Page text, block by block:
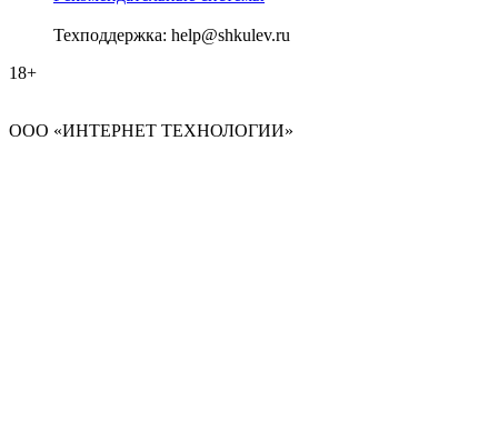
Техподдержка: help@shkulev.ru
18+
ООО «ИНТЕРНЕТ ТЕХНОЛОГИИ»